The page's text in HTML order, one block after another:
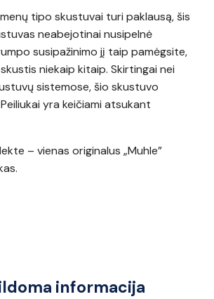
tipo skustuvai turi paklausą, šis
neabejotinai nusipelnė
susipažinimo jį taip pamėgsite,
niekaip kitaip. Skirtingai nei
sistemose, šio skustuvo
yra keičiami atsukant
– vienas originalus „Muhle”
informacija